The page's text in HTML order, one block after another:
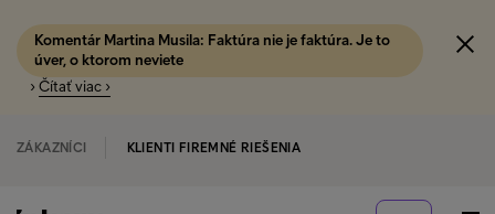
Komentár Martina Musila: Faktúra nie je faktúra. Je to
úver, o ktorom neviete
› Čítať viac ›
ZÁKAZNÍCI KLIENTI FIREMNÉ RIEŠENIA